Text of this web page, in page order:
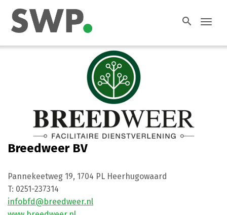
search
Breedweer BV
Pannekeetweg 19, 1704 PL Heerhugowaard
T: 0251-237314
infobfd@breedweer.nl